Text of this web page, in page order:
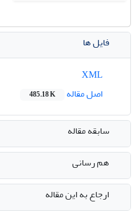
فایل ها
اصل مقاله
485.18 K
سابقه مقاله
هم رسانی
ارجاع به این مقاله